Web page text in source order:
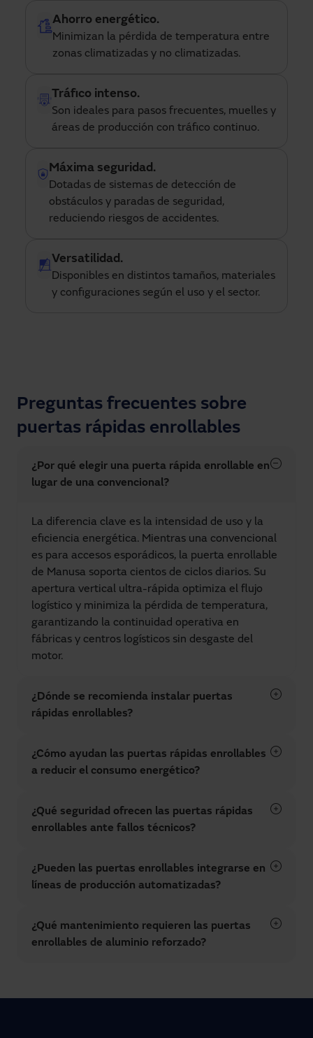
Ahorro energético.
Minimizan la pérdida de temperatura entre
zonas climatizadas y no climatizadas.
Tráfico intenso.
Son ideales para pasos frecuentes, muelles y
áreas de producción con tráfico continuo.
Máxima seguridad.
Dotadas de sistemas de detección de
obstáculos y paradas de seguridad,
reduciendo riesgos de accidentes.
Versatilidad.
Disponibles en distintos tamaños, materiales
y configuraciones según el uso y el sector.
Preguntas frecuentes sobre
puertas rápidas enrollables
¿Por qué elegir una puerta rápida enrollable en
lugar de una convencional?
La diferencia clave es la intensidad de uso y la
eficiencia energética. Mientras una convencional
es para accesos esporádicos, la puerta enrollable
de Manusa soporta cientos de ciclos diarios. Su
apertura vertical ultra-rápida optimiza el flujo
logístico y minimiza la pérdida de temperatura,
garantizando la continuidad operativa en
fábricas y centros logísticos sin desgaste del
motor.
¿Dónde se recomienda instalar puertas
rápidas enrollables?
¿Cómo ayudan las puertas rápidas enrollables
a reducir el consumo energético?
¿Qué seguridad ofrecen las puertas rápidas
enrollables ante fallos técnicos?
¿Pueden las puertas enrollables integrarse en
líneas de producción automatizadas?
¿Qué mantenimiento requieren las puertas
enrollables de aluminio reforzado?